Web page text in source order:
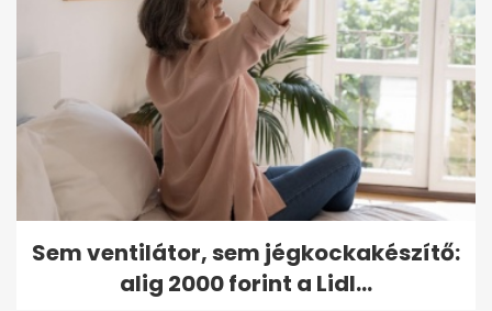
Sem ventilátor, sem jégkockakészítő:
alig 2000 forint a Lidl...